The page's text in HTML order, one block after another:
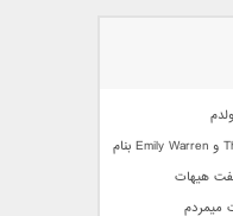
هیهات
میمردم